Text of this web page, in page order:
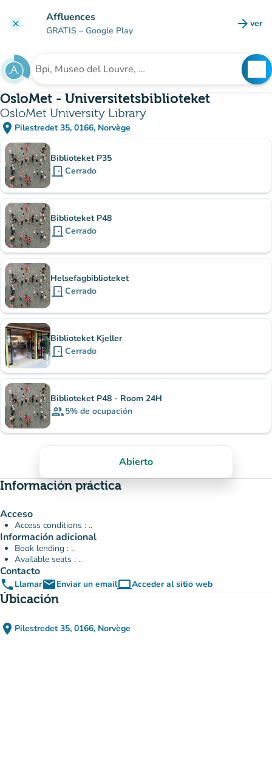
clear Affluences
GRATIS – Google Play arrow_forward ver
Buscar un establecimiento
OsloMet - Universitetsbiblioteket
OsloMet University Library
place Pilestredet 35, 0166, Norvège
(abrir en Google Maps)
(nueva pestaña)
subsitio
Biblioteket P35
door_front Cerrado
Biblioteket P48
door_front Cerrado
Helsefagbiblioteket
door_front Cerrado
Biblioteket Kjeller
door_front Cerrado
Biblioteket P48 - Room 24H
group5% de ocupación
Abierto
Información práctica
Acceso
Access conditions : ..
Información adicional
Book lending : ..
Available seats : ..
Contacto
phone LlamaremailEnviar un emailcomputerAcceder al sitio web
(nueva pestaña)
Úbicación
place Pilestredet 35, 0166, Norvège
(abrir en Google Maps)
(nueva pestaña)